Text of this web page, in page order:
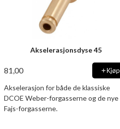
Akselerasjonsdyse 45
81,00 Kjøp
Akselerasjon for både de klassiske
DCOE Weber-forgasserne og de nye
Fajs-forgasserne.